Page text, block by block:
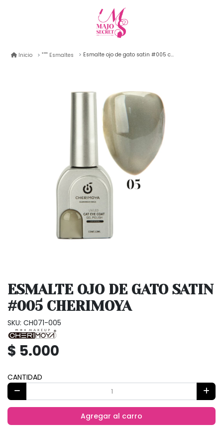
Inicio Esmaltes Esmalte ojo de gato satin #005 cherimoya
ESMALTE OJO DE GATO SATIN
#005 CHERIMOYA
SKU: CH071-005
$ 5.000
CANTIDAD
Agregar al carro